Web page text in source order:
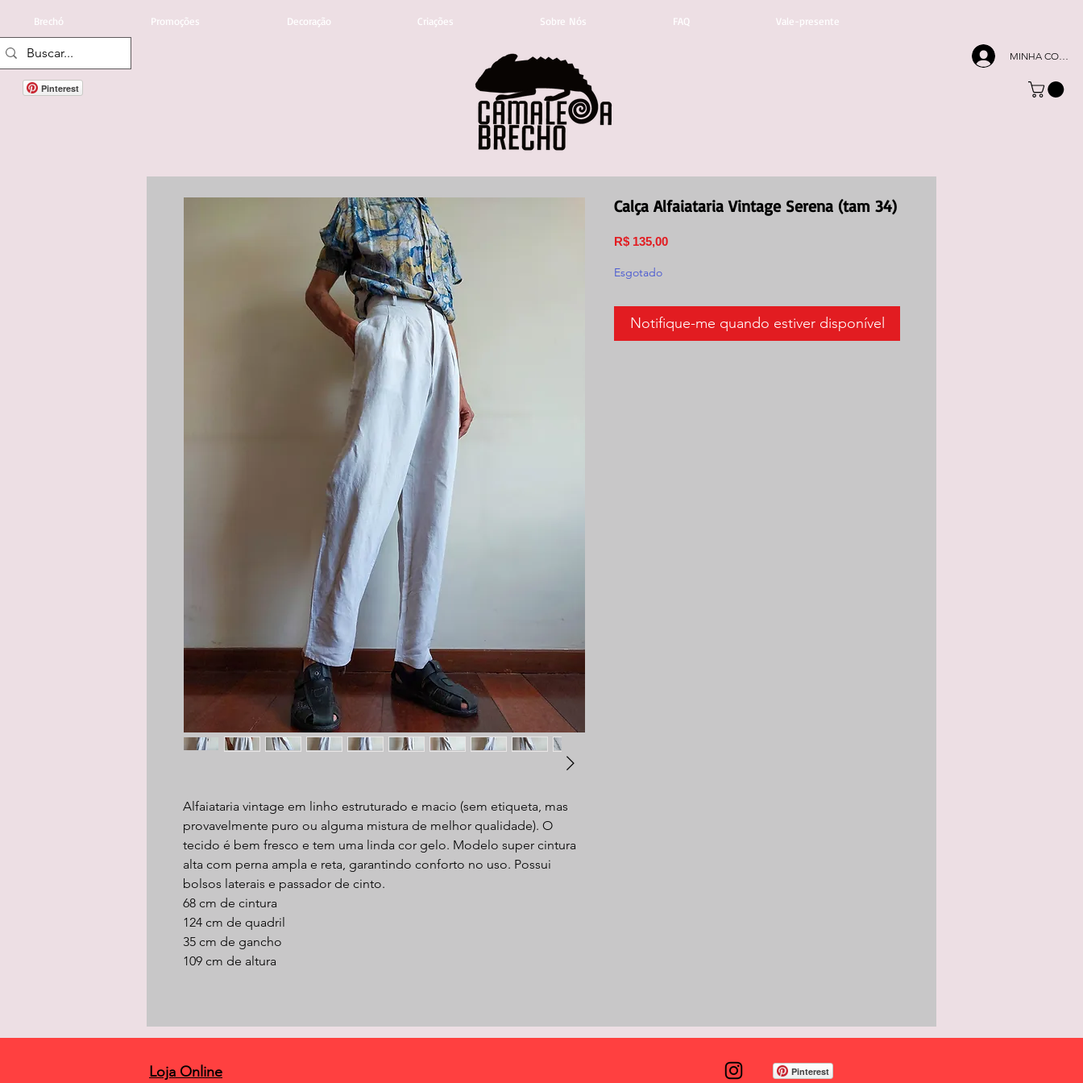
Brechó Promoções Decoração Criações Sobre Nós FAQ Vale-presente
MINHA CONTA
Pinterest
Alfaiataria vintage em linho estruturado e macio (sem etiqueta, mas
provavelmente puro ou alguma mistura de melhor qualidade). O
tecido é bem fresco e tem uma linda cor gelo. Modelo super cintura
alta com perna ampla e reta, garantindo conforto no uso. Possui
bolsos laterais e passador de cinto.
68 cm de cintura
124 cm de quadril
35 cm de gancho
109 cm de altura
Calça Alfaiataria Vintage Serena (tam 34)
R$ 135,00Preço
Esgotado
Notifique-me quando estiver disponível
Loja Online Pinterest